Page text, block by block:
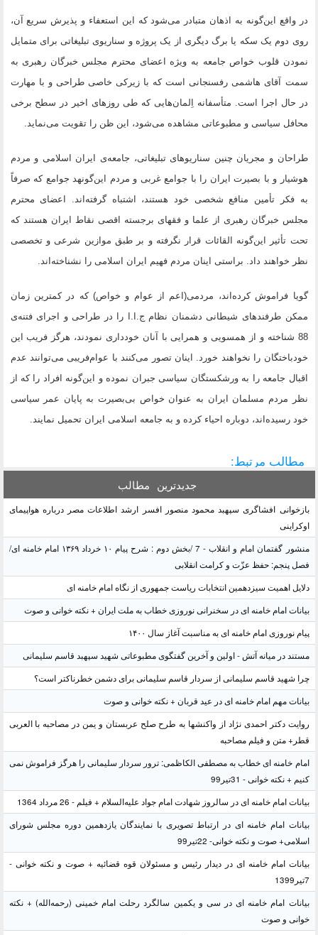
در واقع این‌گونه به اذهان متبادر می‌شود که این استعفاء و پذیرش سریع آن،
روی دوم یک سکه یا برگ دیگری از یک پروژه و سناریوی تبلیغاتی برای متمایل
نمودن قلوب خواص جامعه به ویژه‌ اعضای محترم مجلس خبرگان رهبری به
سمت آقای هاشمی رفسنجانی است که با زیرکی خاصی طراحی و با مهارت
در حال اجرا است. متأسفانه اِلمان‌هایی که طی روزهای اخیر در سطح برخی
محافل سیاسی و مطبوعاتی مشاهده می‌شود، این ظن را تقویت می‌نماید.
طراحان و مجریان چنین سناریو‌های تبلیغاتی، جامعه‌ی ایران اسلامی و مردم
هوشیار و با بصیرت ایران را با جوامع غربی و مردم این‌گونهد جوامع که صرفاً
به فکر تأمین منافع شخصی خود هستند، اشتباه گرفته‌اند. اعضای محترم
مجلس خبرگان رهبری از علما و فقهای برجسته اقصی نقاط ایران هستند که
تحت تأثیر این‌گونه القائات قرار نگرفته و بر طبق موازین شرعی و تخصصی
نظر خواهند داد. براستی اینان مردم فهیم ایران اسلامی را نشناخته‌اند.
گویا فراموش کرده‌اند، مردمی(اعم از عوام و خواص) که در کمترین زمان
ممکن طرفند‌های شیطانی دشمنان نظام ج.ا.ا را در طراحی و اجرای فتنه‌ی
88 شناخته و از همسویی و همرایی با آنان خودداری نمودند، هرگز فریب این
خودباختگان را نخواهند خورد. اینان تصور می‌کنند با عوام‌فریبی می‌توانند عدم
اقبال جامعه را به ورشکستگان سیاسی جبران نموده و این‌گونه افراد را که از
نظر مردم مسلمان ایران به عنوان خواص بی‌بصیرت به پایان عمر سیاسی
خود رسیده‌اند، دوباره احیاء کرده و به جامعه اسلامی ایران تحمیل نمایند.
مطالب مرتبط:
جدیدترین مطالب
بازخوانی افشاگری سپهبد محمود منصور افسر ارشد اطلاعات مصر درباره هواپیمای
اوکراینی
منشور گفتمان امام و انقلاب - 7 /بخش دوم : شرح پیام ۱۰ خرداد ۱۳۶۹ امام خامنه ای/
فصل پنجم: حفظ عزّت و کرامت انقلابی
دلایل اهمیت سیزدهمین انتخابات ریاست جمهوری از نگاه امام خامنه ای
بیانات امام خامنه ای در سخنرانی نوروزی خطاب به ملت ایران + نکته خوانی و صوت
پیام نوروزی امام خامنه ای به مناسبت آغاز سال ۱۴۰۰
مستند در میانه آتش - اولین و آخرین گفتگوی مطبوعاتی شهید سپهبد قاسم سلیمانی
چرا شهید قاسم سلیمانی از سردار قاسم سلیمانی برای دشمن خطرناکتر است؟
بیانات مهم امام خامنه ای در عید قربان + نکته خوانی و صوت
روایت دکتر احمدی نژاد از واکنشها به طرح صلح عربستان و یمن در مصاحبه با العربی
قطر+ متن و فیلم مصاحبه
امام خامنه ای خطاب به مصطفی الکاظمی: ترور سردار سلیمانی را هرگز فراموش نمی
کنیم + نکته خوانی - 31تیر99
بیانات امام خامنه ای در سالروز شهادت امام جواد علیه‌السلام + فیلم - 26 مرداد 1364
بیانات امام خامنه ای در ارتباط تصویری با نمایندگان یازدهمین دوره مجلس شورای
اسلامی+ صوت و نکته خوانی- 22تیر99
بیانات امام خامنه ای در دیدار رئیس و مسئولان قوه قضائیه + صوت و نکته خوانی -
7تیر1399
بیانات امام خامنه ای در سی و یکمین سالگرد رحلت امام خمینی (رحمه‌الله) + نکته
خوانی و صوت